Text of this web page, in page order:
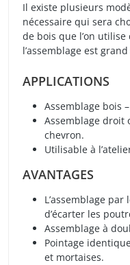
Il existe plusieurs
nécessaire qui sera
de bois que l’on
l’assemblage est
APPLICATIONS
Assemblage bois
Assemblage droit
chevron.
Utilisable à
AVANTAGES
L’assemblage
d’écarter les
Assemblage à
Pointage
et mortaises.